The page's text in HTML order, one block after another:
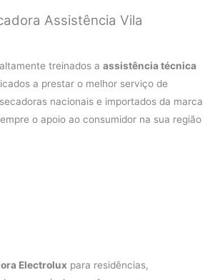
Assistência Vila
treinados aassistência técnica
a prestar o melhor serviço de
nacionais e importados da marca
o apoio ao consumidor na sua região
Electrolux para residências,